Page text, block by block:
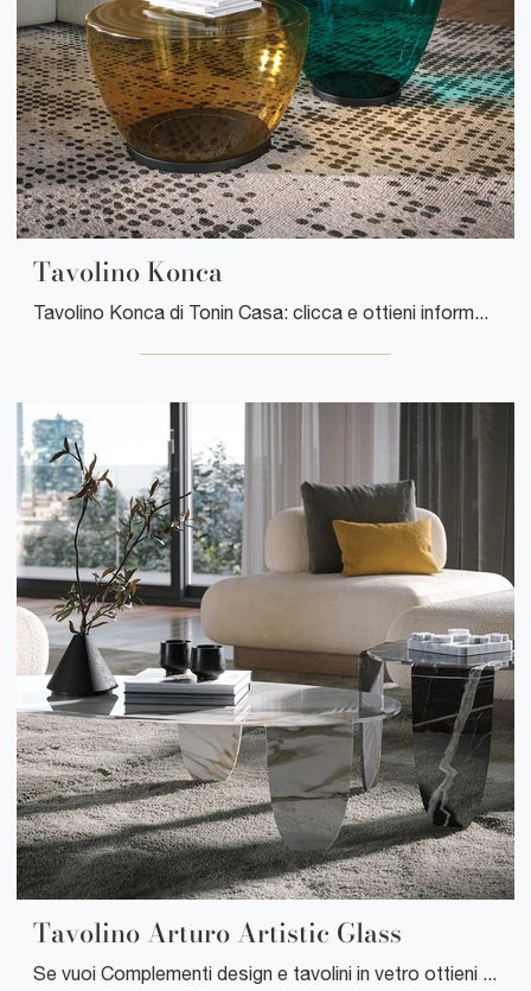
Tavolino Konca
Tavolino Konca di Tonin Casa: clicca e ottieni informazioni sui Complementi e tavolini moderni in vetro del noto e conosciuto brand!
Tavolino Arturo Artistic Glass
Se vuoi Complementi design e tavolini in vetro ottieni informazioni sul modello Tavolino Arturo Artistic Glass della marca Tonin Casa.